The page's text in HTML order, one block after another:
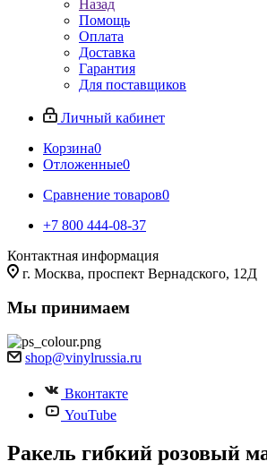
Назад
Помощь
Оплата
Доставка
Гарантия
Для поставщиков
Личный кабинет
Корзина0
Отложенные0
Сравнение товаров0
+7 800 444-08-37
Контактная информация
г. Москва, проспект Вернадского, 12Д
Мы принимаем
shop@vinylrussia.ru
Вконтакте
YouTube
Ракель гибкий розовый